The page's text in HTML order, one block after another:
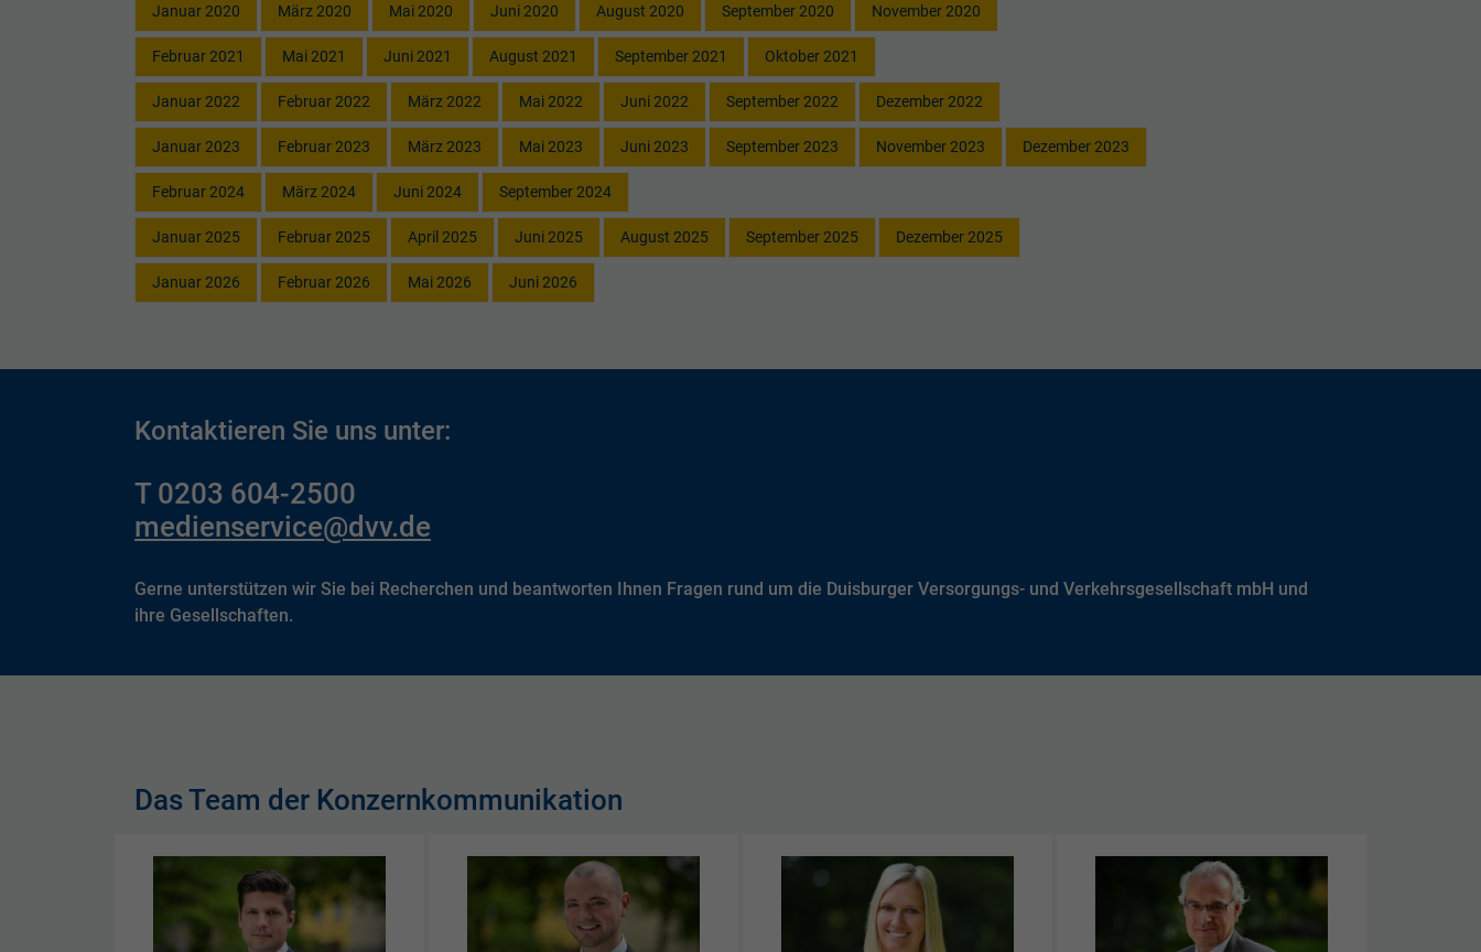
Januar 2020 März 2020 Mai 2020 Juni 2020 August 2020 September 2020 November 2020
Februar 2021 Mai 2021 Juni 2021 August 2021 September 2021 Oktober 2021
Januar 2022 Februar 2022 März 2022 Mai 2022 Juni 2022 September 2022 Dezember 2022
Januar 2023 Februar 2023 März 2023 Mai 2023 Juni 2023 September 2023 November 2023 Dezember 2023
Februar 2024 März 2024 Juni 2024 September 2024
Januar 2025 Februar 2025 April 2025 Juni 2025 August 2025 September 2025 Dezember 2025
Januar 2026 Februar 2026 Mai 2026 Juni 2026
Kontaktieren Sie uns unter:
T 0203 604-2500
medienservice@dvv.de
Gerne unterstützen wir Sie bei Recherchen und beantworten Ihnen Fragen rund um die Duisburger Versorgungs- und Verkehrsgesellschaft mbH und
ihre Gesellschaften.
Das Team der Konzernkommunikation